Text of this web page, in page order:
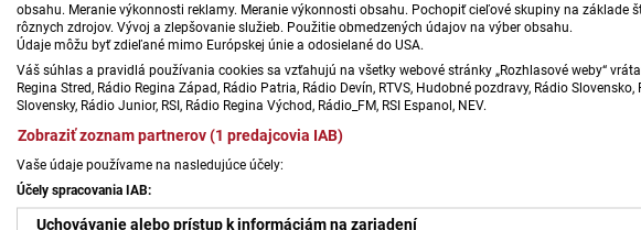
obsahu. Meranie výkonnosti reklamy. Meranie výkonnosti obsahu. Pochopiť cieľové skupiny na základe
rôznych zdrojov. Vývoj a zlepšovanie služieb. Použitie obmedzených údajov na výber obsahu.
Údaje môžu byť zdieľané mimo Európskej únie a odosielané do USA.
Váš súhlas a pravidlá používania cookies sa vzťahujú na všetky webové stránky „Rozhlasové weby“
Regina Stred, Rádio Regina Západ, Rádio Patria, Rádio Devín, RTVS, Hudobné pozdravy, Rádio Slovensko,
Slovensky, Rádio Junior, RSI, Rádio Regina Východ, Rádio_FM, RSI Espanol, NEV.
Zobraziť zoznam partnerov (1 predajcovia IAB)
Vaše údaje používame na nasledujúce účely:
Účely spracovania IAB:
Uchovávanie alebo prístup k informáciám na zariadení
Dramaturgiu
postarali Július
Československý